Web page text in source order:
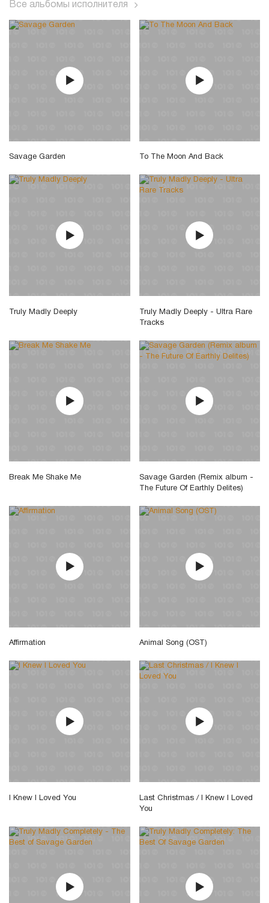
Все альбомы исполнителя
Savage Garden To The Moon And Back
Truly Madly Deeply
Truly Madly Deeply - Ultra Rare
Tracks
Break Me Shake Me
Savage Garden (Remix album -
The Future Of Earthly Delites)
Affirmation Animal Song (OST)
I Knew I Loved You
Last Christmas / I Knew I Loved
You